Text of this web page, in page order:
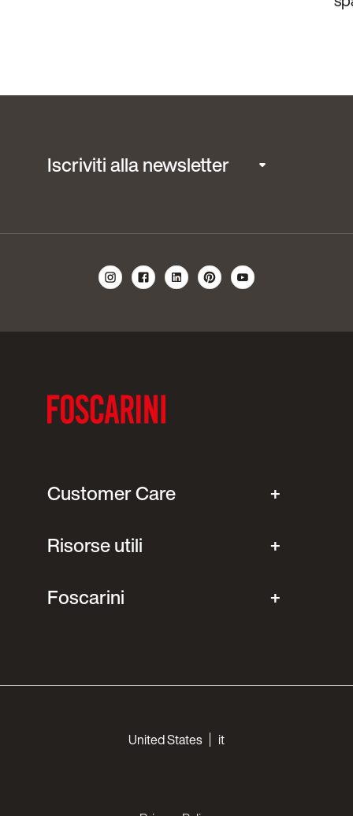
Iscriviti alla newsletter
Customer Care
Risorse utili
Foscarini
United States it